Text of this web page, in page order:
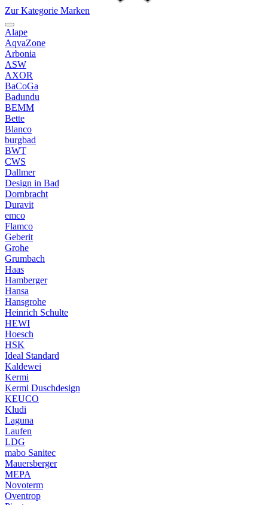
Zur Kategorie Marken
Alape
AqvaZone
Arbonia
ASW
AXOR
BaCoGa
Badundu
BEMM
Bette
Blanco
burgbad
BWT
CWS
Dallmer
Design in Bad
Dornbracht
Duravit
emco
Flamco
Geberit
Grohe
Grumbach
Haas
Hamberger
Hansa
Hansgrohe
Heinrich Schulte
HEWI
Hoesch
HSK
Ideal Standard
Kaldewei
Kermi
Kermi Duschdesign
KEUCO
Kludi
Laguna
Laufen
LDG
mabo Sanitec
Mauersberger
MEPA
Novoterm
Oventrop